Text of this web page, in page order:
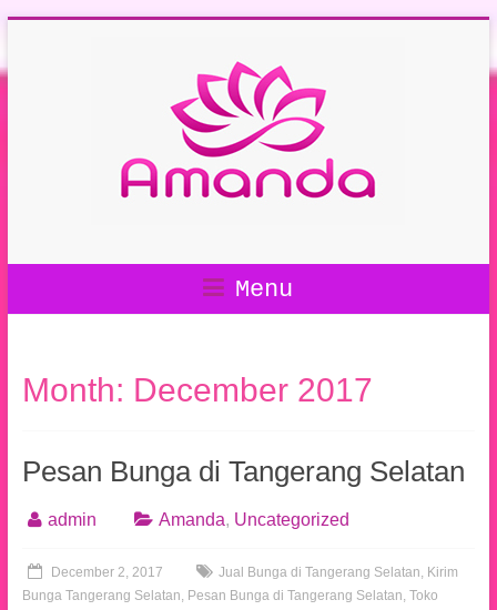
Menu
Month: December 2017
Pesan Bunga di Tangerang Selatan
admin Amanda, Uncategorized
December 2, 2017 Jual Bunga di Tangerang Selatan, Kirim
Bunga Tangerang Selatan, Pesan Bunga di Tangerang Selatan, Toko